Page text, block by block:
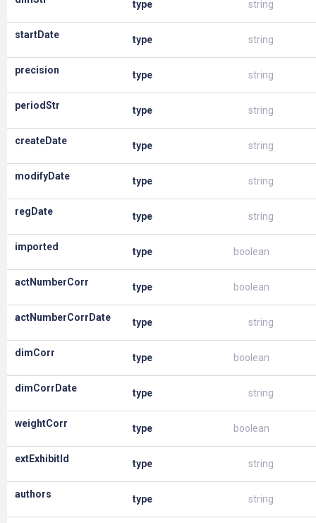
type string
startDate type string
precision type string
periodStr type string
createDate type string
modifyDate type string
regDate type string
imported type boolean
actNumberCorr type boolean
actNumberCorrDate type string
dimCorr type boolean
dimCorrDate type string
weightCorr type boolean
extExhibitId type string
authors type string